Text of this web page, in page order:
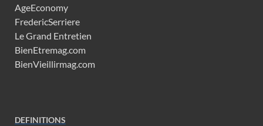
AgeEconomy
FredericSerriere
Le Grand Entretien
BienEtremag.com
BienVieillirmag.com
DEFINITIONS